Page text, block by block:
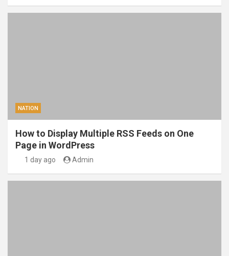
NATION
How to Display Multiple RSS Feeds on One
Page in WordPress
1 day ago Admin